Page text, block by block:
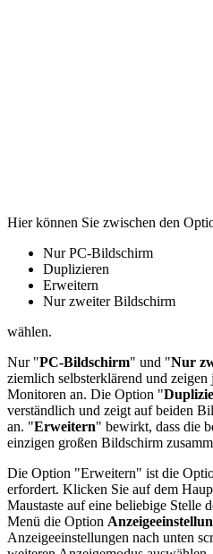
Hier können Sie zwischen den
Nur PC-Bildschirm
Duplizieren
Erweitern
Nur zweiter Bildschirm
wählen.
Nur "PC-Bildschirm" und "Nur
ziemlich selbsterklärend und
Monitoren an. Die Option "
verständlich und zeigt auf beiden
an. "Erweitern" bewirkt, dass die
einzigen großen Bildschirm
Die Option "Erweitern" ist die
erfordert. Klicken Sie auf dem
Maustaste auf eine beliebige Stelle
Menü die Option
Anzeigeeinstellungen nach unten